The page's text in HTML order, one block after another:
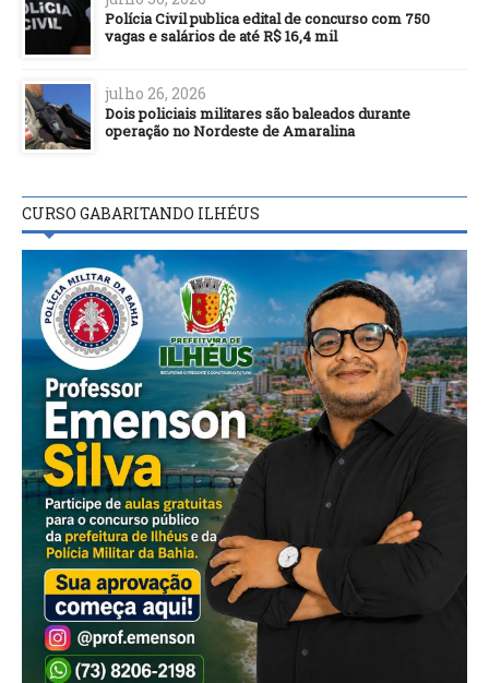
Polícia Civil publica edital de concurso com 750
vagas e salários de até R$ 16,4 mil
julho 26, 2026
Dois policiais militares são baleados durante
operação no Nordeste de Amaralina
CURSO GABARITANDO ILHÉUS